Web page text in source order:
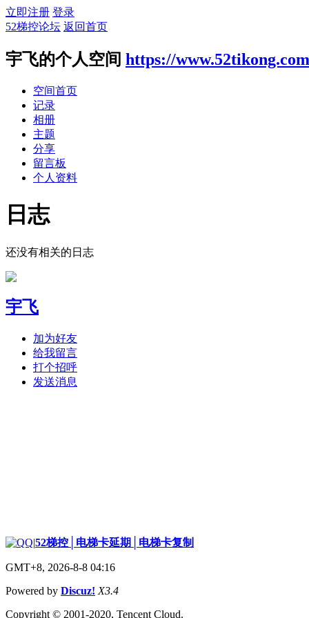
立即注册 登录
52梯控论坛 返回首页
宇飞的个人空间 https://
空间首页
记录
相册
主题
分享
留言板
个人资料
日志
还没有相关的日志
宇飞
加为好友
给我留言
打个招呼
发送消息
|52梯控│电梯卡延期│电梯卡复制
GMT+8, 2026-8-8 04:16
Powered by Discuz! X3.4
Copyright © 2001-2020, Tencent Cloud.